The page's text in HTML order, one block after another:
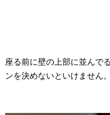
座る前に壁の上部に並んで
ンを決めないといけません。